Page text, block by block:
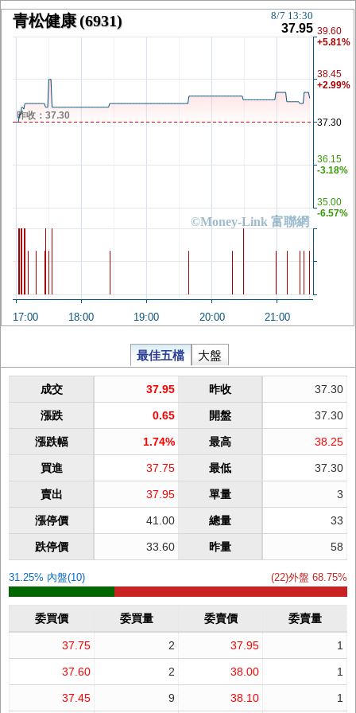
青松健康(6931)
©Money-Link 富聯網
8/7 13:30
37.95
昨收：37.30
17:00 18:00 19:00 20:00 21:00
35.00
-6.57%
36.15
-3.18%
37.30
38.45
+2.99%
39.60
+5.81%
最佳五檔 大盤
成交 37.95 昨收 37.30
漲跌 0.65 開盤 37.30
漲跌幅 1.74% 最高 38.25
買進 37.75 最低 37.30
賣出 37.95 單量 3
漲停價 41.00 總量 33
跌停價 33.60 昨量 58
31.25% 內盤(10) (22)外盤 68.75%
委買價 委買量 委賣價 委賣量
37.75 2 37.95 1
37.60 2 38.00 1
37.45 9 38.10 1